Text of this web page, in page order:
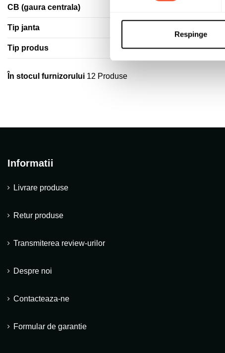
Respinge
CB (gaura centrala)
Tip janta
Tip produs
În stocul furnizorului 12 Produse
Informatii
Livrare produse
Retur produse
Transmiterea review-urilor
Despre noi
Contacteaza-ne
Formular de garantie